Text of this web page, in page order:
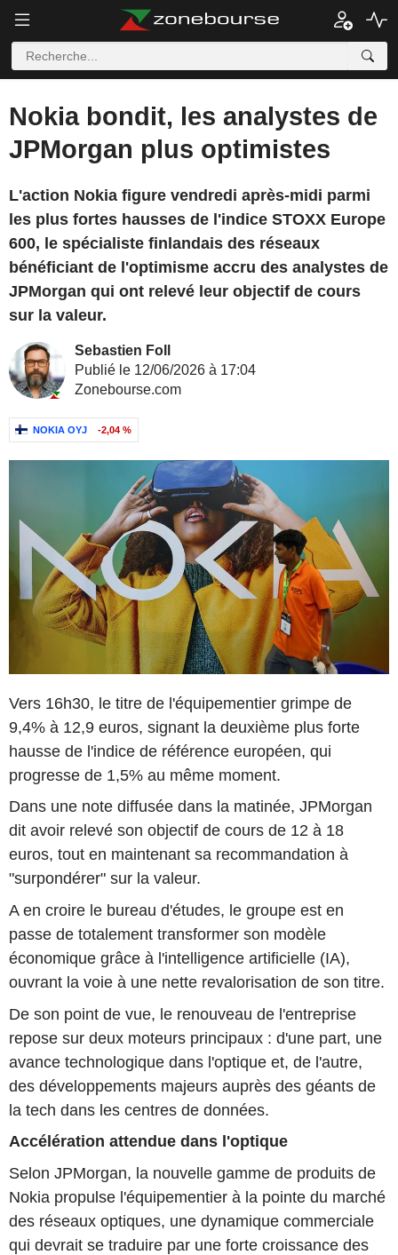
Nokia bondit, les analystes de
JPMorgan plus optimistes
L'action Nokia figure vendredi après-midi parmi
les plus fortes hausses de l'indice STOXX Europe
600, le spécialiste finlandais des réseaux
bénéficiant de l'optimisme accru des analystes de
JPMorgan qui ont relevé leur objectif de cours
sur la valeur.
Sebastien Foll
Publié le 12/06/2026 à 17:04
Zonebourse.com
NOKIA OYJ -2,04 %
Vers 16h30, le titre de l'équipementier grimpe de
9,4% à 12,9 euros, signant la deuxième plus forte
hausse de l'indice de référence européen, qui
progresse de 1,5% au même moment.
Dans une note diffusée dans la matinée, JPMorgan
dit avoir relevé son objectif de cours de 12 à 18
euros, tout en maintenant sa recommandation à
"surpondérer" sur la valeur.
A en croire le bureau d'études, le groupe est en
passe de totalement transformer son modèle
économique grâce à l'intelligence artificielle (IA),
ouvrant la voie à une nette revalorisation de son titre.
De son point de vue, le renouveau de l'entreprise
repose sur deux moteurs principaux : d'une part, une
avance technologique dans l'optique et, de l'autre,
des développements majeurs auprès des géants de
la tech dans les centres de données.
Accélération attendue dans l'optique
Selon JPMorgan, la nouvelle gamme de produits de
Nokia propulse l'équipementier à la pointe du marché
des réseaux optiques, une dynamique commerciale
qui devrait se traduire par une forte croissance des